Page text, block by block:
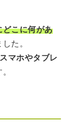
どこに何があ
た。
スマホやタブレ